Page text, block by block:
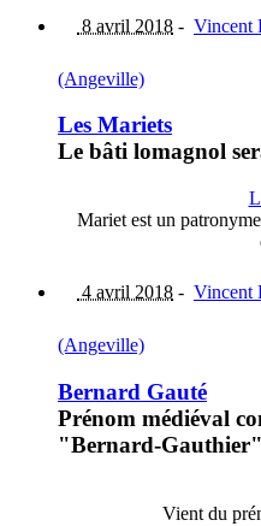
8 avril 2018 - Vincent
(Angeville)
Les Mariets
Le bâti lomagnol
Mariet est un
4 avril 2018 - Vincent
(Angeville)
Bernard Gauté
Prénom médiéval
"Bernard-
Vient du